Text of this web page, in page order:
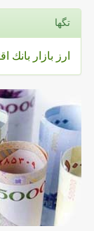
تگها
ارز بازار بانك